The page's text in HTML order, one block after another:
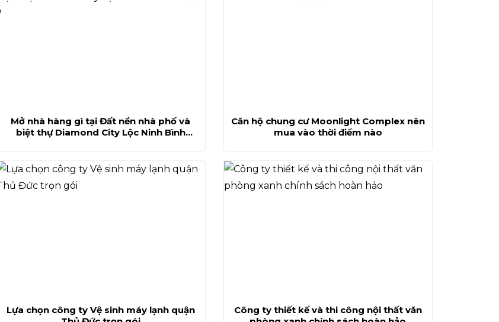
Mở nhà hàng gì tại Đất nền nhà phố và
biệt thự Diamond City Lộc Ninh Bình
Căn hộ chung cư Moonlight Complex nên
mua vào thời điểm nào
Lựa chọn công ty Vệ sinh máy lạnh quận
Công ty thiết kế và thi công nội thất văn